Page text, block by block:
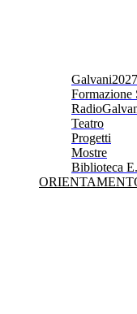
Galvani2027
Teatro
Progetti
Mostre
Biblioteca